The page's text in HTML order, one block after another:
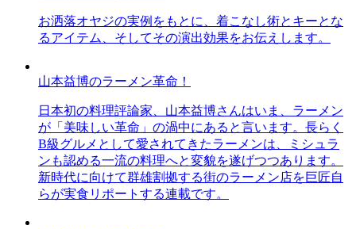
お洒落オヤジの実例をもとに、着こなし術とキーとな
るアイテム、そしてその演出効果をお伝えします。
山本益博のラーメン革命！
日本初の料理評論家、山本益博さんはいま、ラーメン
が「美味しい革命」の渦中にあると言います。長らく
B級グルメとして愛されてきたラーメンは、ミシュラ
ンも認める一流の料理へと変貌を遂げつつあります。
新時代に向けて群雄割拠する街のラーメン店を巨匠自
らが実食リポートする連載です。